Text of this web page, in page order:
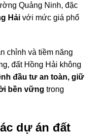
Quảng Ninh, đặc
Hải với mức giá phổ
chỉnh và tiềm năng
đất Hồng Hải không
đầu tư an toàn, giữ
bền vững trong
dự án đất